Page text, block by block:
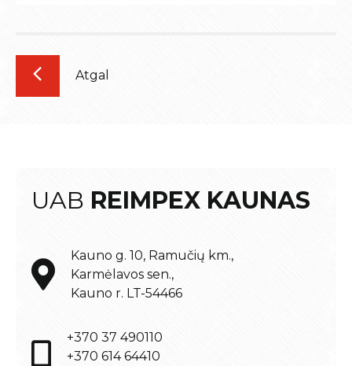
Atgal
UAB REIMPEX KAUNAS
Kauno g. 10, Ramučių km.,
Karmėlavos sen.,
Kauno r. LT-54466
+370 37 490110
+370 614 64410